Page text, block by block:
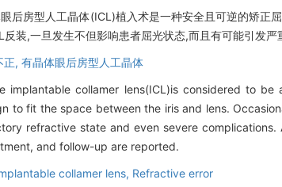
后房型人工晶体(ICL)植入术是一种安全且可逆的矫正
反装,一旦发生不但影响患者屈光状态,而且有可能引发
正, 有晶体眼后房型人工晶体
implantable collamer lens(ICL)is considered to
to fit the space between the iris and lens.
refractive state and even severe
and follow-up are reported.
collamer lens, Refractive error